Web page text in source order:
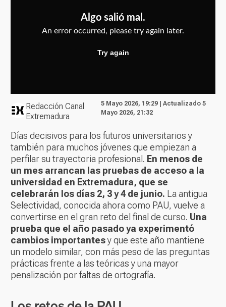
Redacción Canal
Extremadura
5 Mayo 2026, 19:29 | Actualizado 5
Mayo 2026, 21:32
Días decisivos para los futuros universitarios y
también para muchos jóvenes que empiezan a
perfilar su trayectoria profesional. En menos de
un mes arrancan las pruebas de acceso a la
universidad en Extremadura, que se
celebrarán los días 2, 3 y 4 de junio. La antigua
Selectividad, conocida ahora como PAU, vuelve a
convertirse en el gran reto del final de curso. Una
prueba que el año pasado ya experimentó
cambios importantesy que este año mantiene
un modelo similar, con más peso de las preguntas
prácticas frente a las teóricas y una mayor
penalización por faltas de ortografía.